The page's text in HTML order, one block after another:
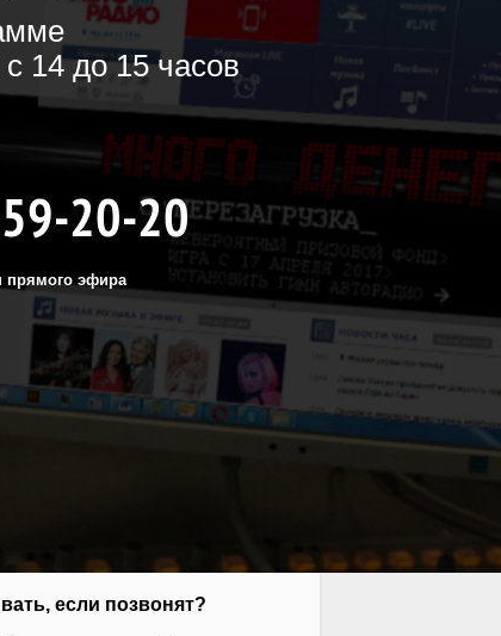
14 до 15 часов
20-20
прямого эфира
если позвонят?